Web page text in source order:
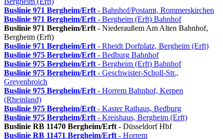
Buslinie 971 Bergheim/Erft - Bahnhof/Postamt, Rommerskirchen
Buslinie 971 Bergheim/Erft - Bergheim (Erft) Bahnhof
Buslinie 971 Bergheim/Erft - Niederaußem Am Alten Bahnhof,
Bergheim (Erft)
Buslinie 971 Bergheim/Erft - Rheidt Dorfplatz, Bergheim (Erft)
Buslinie 975 Bergheim/Erft - Bedburg Bahnhof
Buslinie 975 Bergheim/Erft - Bergheim (Erft) Bahnhof
Buslinie 975 Bergheim/Erft - Geschwister-Scholl-Str.,
Grevenbroich
Buslinie 975 Bergheim/Erft - Horrem Bahnhof, Kerpen
(Rheinland)
Buslinie 975 Bergheim/Erft - Kaster Rathaus, Bedburg
Buslinie 975 Bergheim/Erft - Kreishaus, Bergheim (Erft)
Buslinie RB 11470 Bergheim/Erft - Düsseldorf Hbf
Buslinie RB 11471 Bergheim/Erft - Horrem